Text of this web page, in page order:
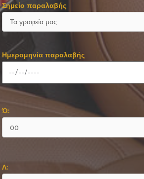
Σημείο παραλαβής
Ημερομηνία παραλαβής
Ώ:
Λ: